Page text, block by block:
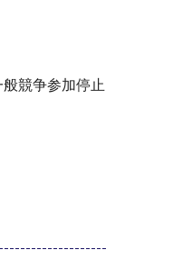
競争参加停止